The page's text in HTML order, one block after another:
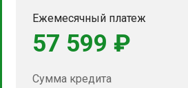
Ежемесячный платеж
57 599 ₽
Сумма кредита